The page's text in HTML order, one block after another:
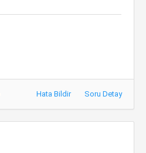
Hata Bildir Soru Detay